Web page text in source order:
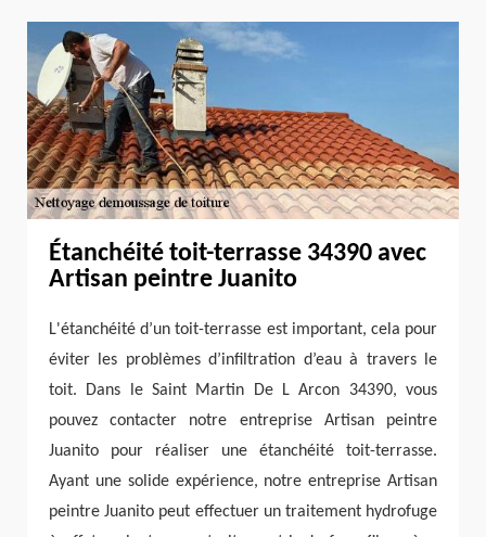
Étanchéité toit-terrasse 34390 avec
Artisan peintre Juanito
L'étanchéité d’un toit-terrasse est important, cela pour
éviter les problèmes d’infiltration d’eau à travers le
toit. Dans le Saint Martin De L Arcon 34390, vous
pouvez contacter notre entreprise Artisan peintre
Juanito pour réaliser une étanchéité toit-terrasse.
Ayant une solide expérience, notre entreprise Artisan
peintre Juanito peut effectuer un traitement hydrofuge